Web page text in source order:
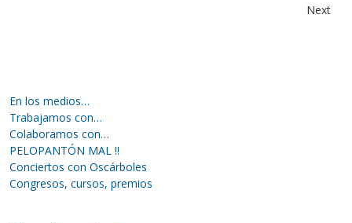
Next
En los medios…
Trabajamos con…
Colaboramos con…
PELOPANTÓN MAL !!
Conciertos con Oscárboles
Congresos, cursos, premios